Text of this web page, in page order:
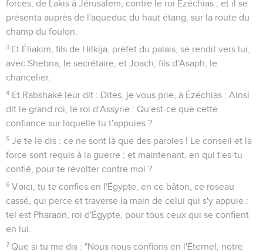
forces, de Lakis à Jérusalem, contre le roi Ézéchias ; et il se
présenta auprès de l'aqueduc du haut étang, sur la route du
champ du foulon.
3 Et Éliakim, fils de Hilkija, préfet du palais, se rendit vers lui,
avec Shebna, le secrétaire, et Joach, fils d'Asaph, le
chancelier.
4 Et Rabshaké leur dit : Dites, je vous prie, à Ézéchias : Ainsi
dit le grand roi, le roi d'Assyrie : Qu'est-ce que cette
confiance sur laquelle tu t'appuies ?
5 Je te le dis : ce ne sont là que des paroles ! Le conseil et la
force sont requis à la guerre ; et maintenant, en qui t'es-tu
confié, pour te révolter contre moi ?
6 Voici, tu te confies en l'Égypte, en ce bâton, ce roseau
cassé, qui perce et traverse la main de celui qui s'y appuie :
tel est Pharaon, roi d'Égypte, pour tous ceux qui se confient
en lui.
7 Que si tu me dis : "Nous nous confions en l'Éternel, notre